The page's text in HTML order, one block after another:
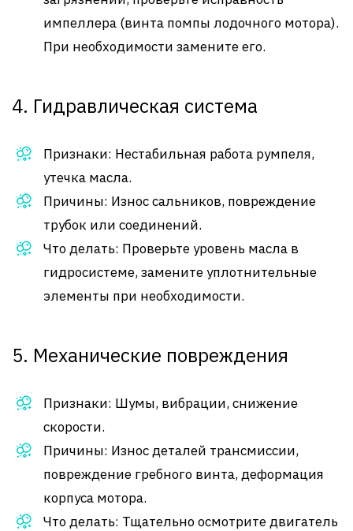
импеллера (винта помпы лодочного мотора).
При необходимости замените его.
4. Гидравлическая система
Признаки: Нестабильная работа румпеля,
утечка масла.
Причины: Износ сальников, повреждение
трубок или соединений.
Что делать: Проверьте уровень масла в
гидросистеме, замените уплотнительные
элементы при необходимости.
5. Механические повреждения
Признаки: Шумы, вибрации, снижение
скорости.
Причины: Износ деталей трансмиссии,
повреждение гребного винта, деформация
корпуса мотора.
Что делать: Тщательно осмотрите двигатель